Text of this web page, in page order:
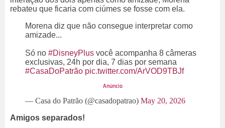
rebateu que ficaria com ciúmes se fosse com ela.
Morena diz que não consegue interpretar como
amizade...
Só no #DisneyPlus você acompanha 8 câmeras
exclusivas, 24h por dia, 7 dias por semana
#CasaDoPatrão pic.twitter.com/ArVOD9TBJf
— Casa do Patrão (@casadopatrao) May 20, 2026
Amigos separados!